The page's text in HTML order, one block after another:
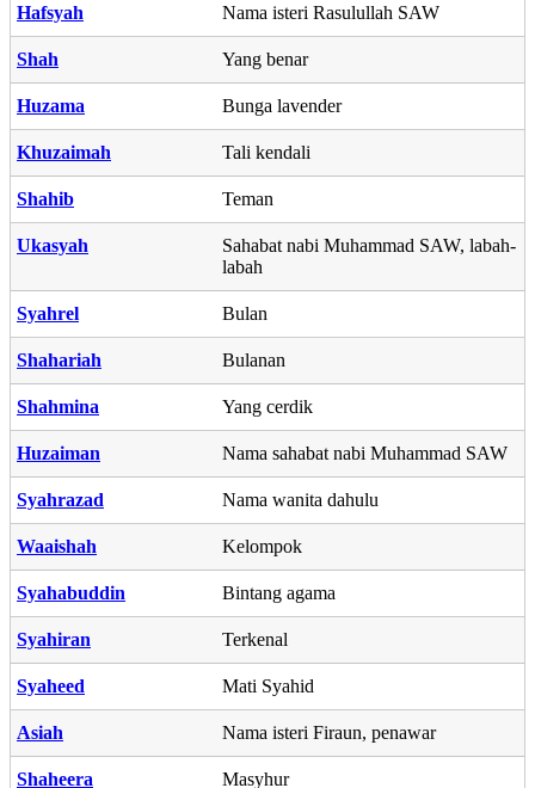
Hafsyah Nama isteri Rasulullah SAW
Shah Yang benar
Huzama Bunga lavender
Khuzaimah Tali kendali
Shahib Teman
Ukasyah
Sahabat nabi Muhammad SAW, labah-
labah
Syahrel Bulan
Shahariah Bulanan
Shahmina Yang cerdik
Huzaiman Nama sahabat nabi Muhammad SAW
Syahrazad Nama wanita dahulu
Waaishah Kelompok
Syahabuddin Bintang agama
Syahiran Terkenal
Syaheed Mati Syahid
Asiah Nama isteri Firaun, penawar
Shaheera Masyhur